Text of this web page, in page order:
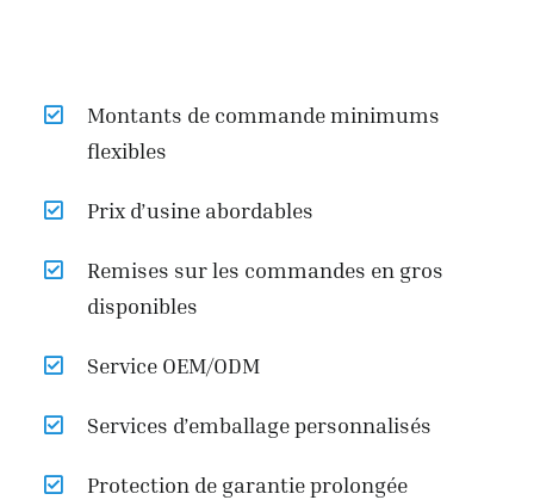
Montants de commande minimums
flexibles
Prix d’usine abordables
Remises sur les commandes en gros
disponibles
Service OEM/ODM
Services d’emballage personnalisés
Protection de garantie prolongée